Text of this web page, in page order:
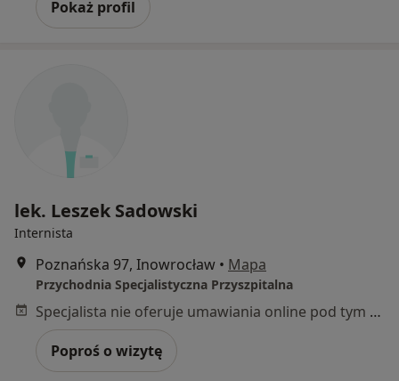
Pokaż profil
lek. Leszek Sadowski
Internista
Poznańska 97, Inowrocław • Mapa
Przychodnia Specjalistyczna Przyszpitalna
Specjalista nie oferuje umawiania online pod tym adresem.
Poproś o wizytę